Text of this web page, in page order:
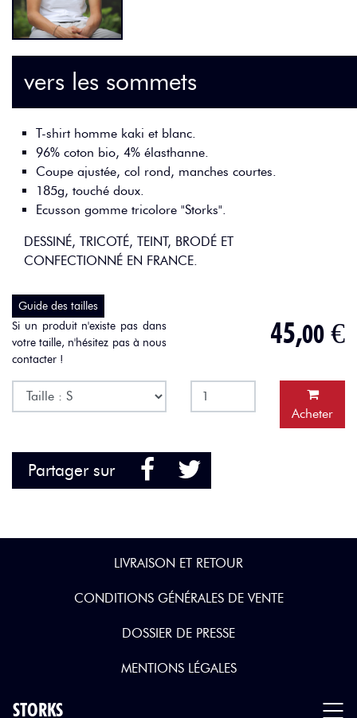
STORKS
vers les sommets
T-shirt homme kaki et blanc.
96% coton bio, 4% élasthanne.
Coupe ajustée, col rond, manches courtes.
185g, touché doux.
Ecusson gomme tricolore "Storks".
DESSINÉ, TRICOTÉ, TEINT, BRODÉ ET
CONFECTIONNÉ EN FRANCE.
Guide des tailles
Si un produit n'existe pas dans
votre taille, n'hésitez pas à nous
contacter !
45,00 €
Acheter
Partager sur Facebook
LIVRAISON ET RETOUR
CONDITIONS GÉNÉRALES DE VENTE
DOSSIER DE PRESSE
MENTIONS LÉGALES